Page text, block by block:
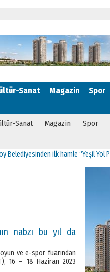
Sanat Magazin Spor
Sanat Magazin Spor
ilk hamle “Yeşil Yol Projesi”
nabzı bu yıl da
ve e-spor fuarından
16 – 18 Haziran 2023